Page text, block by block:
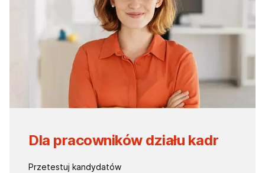
Dla pracowników działu kadr
Przetestuj kandydatów